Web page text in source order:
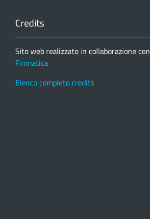
Credits
Sito web realizzato in collaborazione con
Finmatica
Elenco completo credits